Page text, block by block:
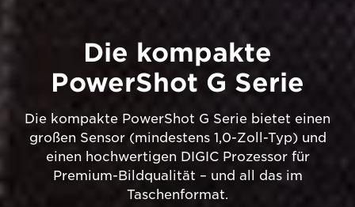
Die kompakte
PowerShot G Serie
Die kompakte PowerShot G Serie bietet einen
großen Sensor (mindestens 1,0-Zoll-Typ) und
einen hochwertigen DIGIC Prozessor für
Premium-Bildqualität – und all das im
Taschenformat.